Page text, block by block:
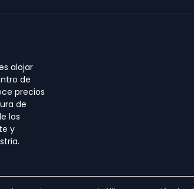
alojar
de
precios
de
los
y